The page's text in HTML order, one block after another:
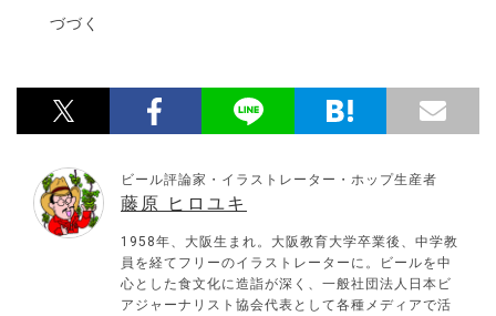
づづく
ビール評論家・イラストレーター・ホップ生産者
藤原 ヒロユキ
1958年、大阪生まれ。大阪教育大学卒業後、中学教
員を経てフリーのイラストレーターに。ビールを中
心とした食文化に造詣が深く、一般社団法人日本ビ
アジャーナリスト協会代表として各種メディアで活